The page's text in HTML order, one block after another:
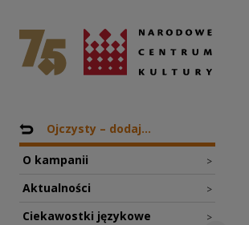
MAJÓWKA
National Centre for Culture Poland
Nawigacja
Back to: Projekty
Ojczysty – dodaj...
O kampanii >
Aktualności >
Ciekawostki językowe >